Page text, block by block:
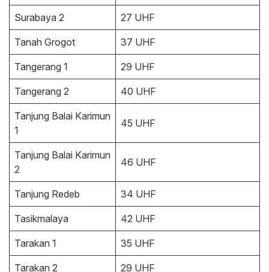
Surabaya 2 27 UHF
Tanah Grogot 37 UHF
Tangerang 1 29 UHF
Tangerang 2 40 UHF
Tanjung Balai Karimun
1
45 UHF
Tanjung Balai Karimun
2
46 UHF
Tanjung Redeb 34 UHF
Tasikmalaya 42 UHF
Tarakan 1 35 UHF
Tarakan 2 29 UHF